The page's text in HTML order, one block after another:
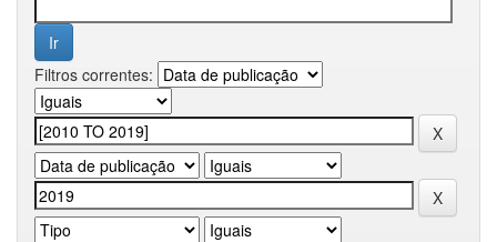
Filtros correntes: